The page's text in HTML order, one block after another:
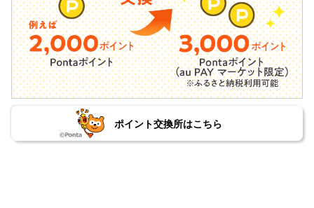
ポイント交換所はこちら